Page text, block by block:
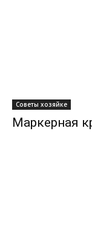
Советы хозяйке
Маркерная